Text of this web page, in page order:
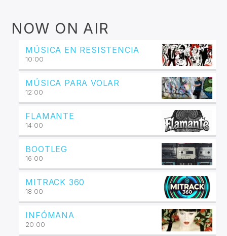
NOW ON AIR
MÚSICA EN RESISTENCIA
10:00
MÚSICA PARA VOLAR
12:00
FLAMANTE
14:00
BOOTLEG
16:00
MITRACK 360
18:00
INFÓMANA
20:00